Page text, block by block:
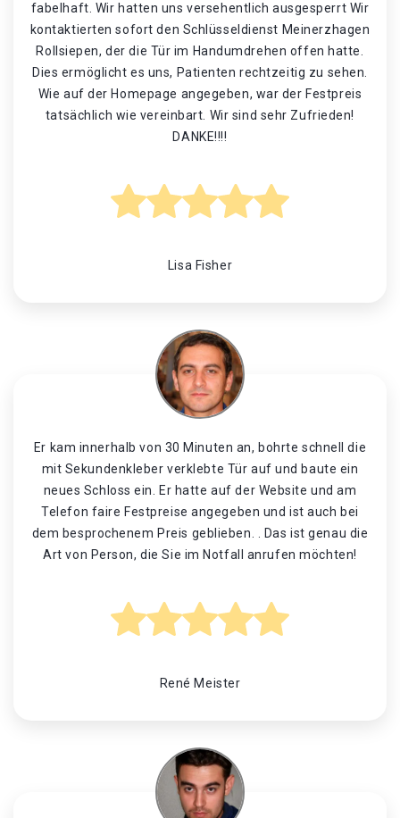
fabelhaft. Wir hatten uns versehentlich ausgesperrt Wir
kontaktierten sofort den Schlüsseldienst Meinerzhagen
Rollsiepen, der die Tür im Handumdrehen offen hatte.
Dies ermöglicht es uns, Patienten rechtzeitig zu sehen.
Wie auf der Homepage angegeben, war der Festpreis
tatsächlich wie vereinbart. Wir sind sehr Zufrieden!
DANKE!!!!
Lisa Fisher
Er kam innerhalb von 30 Minuten an, bohrte schnell die
mit Sekundenkleber verklebte Tür auf und baute ein
neues Schloss ein. Er hatte auf der Website und am
Telefon faire Festpreise angegeben und ist auch bei
dem besprochenem Preis geblieben. . Das ist genau die
Art von Person, die Sie im Notfall anrufen möchten!
René Meister